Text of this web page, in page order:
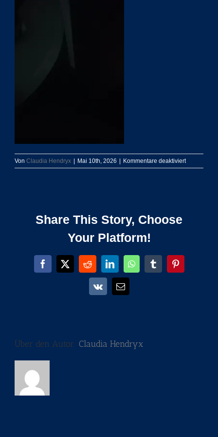
Von Claudia Hendryx Mai 10th, 2026 Kommentare deaktiviertfür
Share This Story, Choose
Your Platform!
Facebook
X RedditLinkedInWhatsAppTumblrPinterest
Vk
E-
Über den Autor: Claudia Hendryx